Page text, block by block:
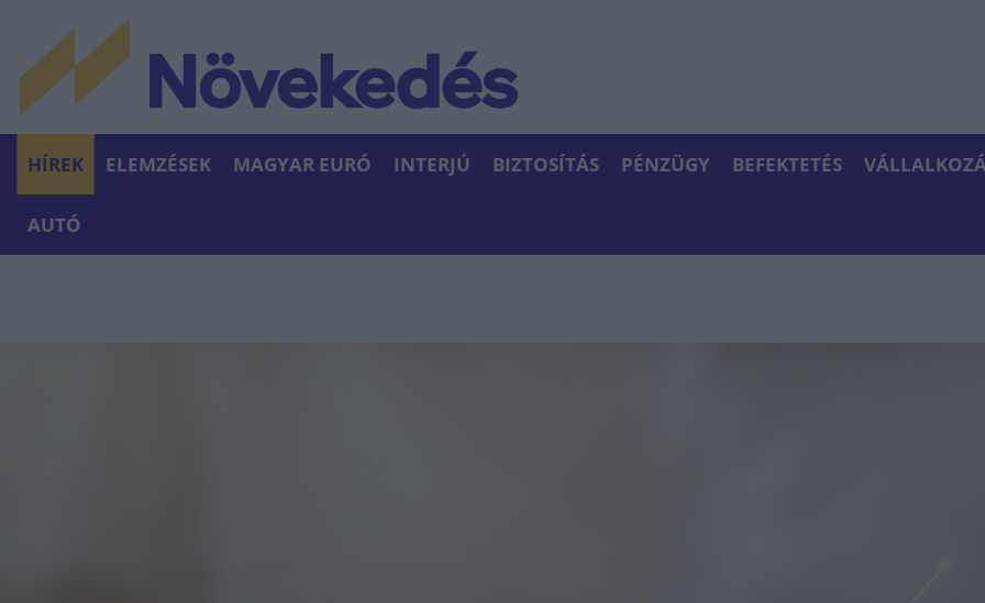
HÍREK ELEMZÉSEK MAGYAR EURÓ INTERJÚ BIZTOSÍTÁS PÉNZÜGY BEFEKTETÉS
AUTÓ